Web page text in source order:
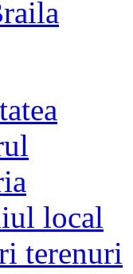
local
terenuri